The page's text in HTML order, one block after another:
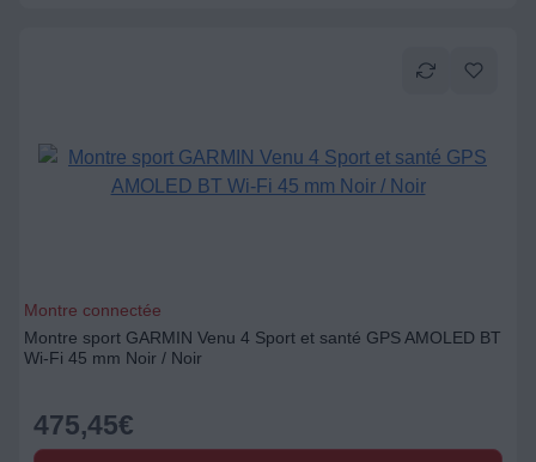
Montre connectée
Montre sport GARMIN Venu 4 Sport et santé GPS AMOLED BT
Wi-Fi 45 mm Noir / Noir
475,45€